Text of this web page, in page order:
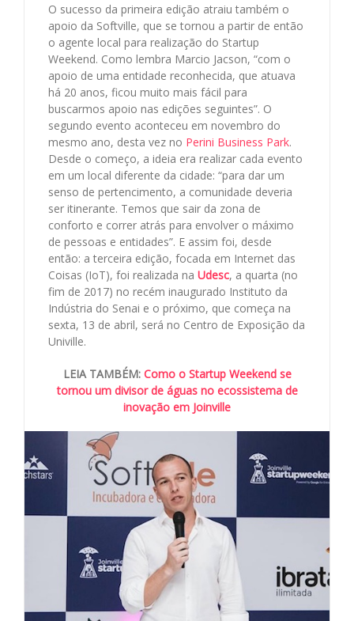
O sucesso da primeira edição atraiu também o
apoio da Softville, que se tornou a partir de então
o agente local para realização do Startup
Weekend. Como lembra Marcio Jacson, “com o
apoio de uma entidade reconhecida, que atuava
há 20 anos, ficou muito mais fácil para
buscarmos apoio nas edições seguintes”. O
segundo evento aconteceu em novembro do
mesmo ano, desta vez no Perini Business Park.
Desde o começo, a ideia era realizar cada evento
em um local diferente da cidade: “para dar um
senso de pertencimento, a comunidade deveria
ser itinerante. Temos que sair da zona de
conforto e correr atrás para envolver o máximo
de pessoas e entidades”. E assim foi, desde
então: a terceira edição, focada em Internet das
Coisas (IoT), foi realizada na Udesc, a quarta (no
fim de 2017) no recém inaugurado Instituto da
Indústria do Senai e o próximo, que começa na
sexta, 13 de abril, será no Centro de Exposição da
Univille.
LEIA TAMBÉM: Como o Startup Weekend se
tornou um divisor de águas no ecossistema de
inovação em Joinville